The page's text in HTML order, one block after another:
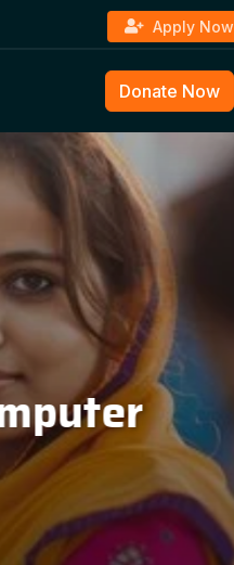
Apply Now
Donate Now
&